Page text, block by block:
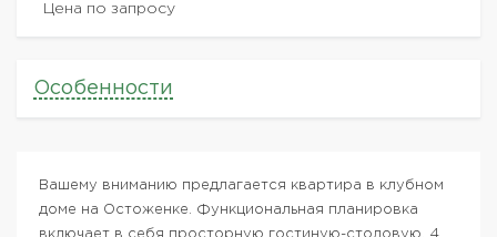
Цена по запросу
Особенности
Вашему вниманию предлагается квартира в клубном
доме на Остоженке. Функциональная планировка
включает в себя просторную гостиную-столовую, 4